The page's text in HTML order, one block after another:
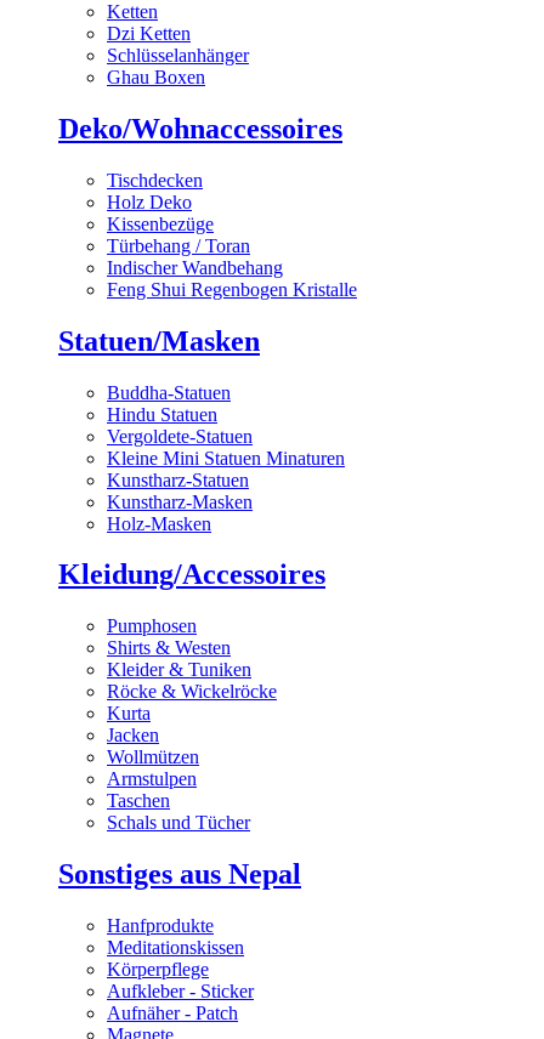
Ketten
Dzi Ketten
Schlüsselanhänger
Ghau Boxen
Deko/Wohnaccessoires
Tischdecken
Holz Deko
Kissenbezüge
Türbehang / Toran
Indischer Wandbehang
Feng Shui Regenbogen Kristalle
Statuen/Masken
Buddha-Statuen
Hindu Statuen
Vergoldete-Statuen
Kleine Mini Statuen Minaturen
Kunstharz-Statuen
Kunstharz-Masken
Holz-Masken
Kleidung/Accessoires
Pumphosen
Shirts & Westen
Kleider & Tuniken
Röcke & Wickelröcke
Kurta
Jacken
Wollmützen
Armstulpen
Taschen
Schals und Tücher
Sonstiges aus Nepal
Hanfprodukte
Meditationskissen
Körperpflege
Aufkleber - Sticker
Aufnäher - Patch